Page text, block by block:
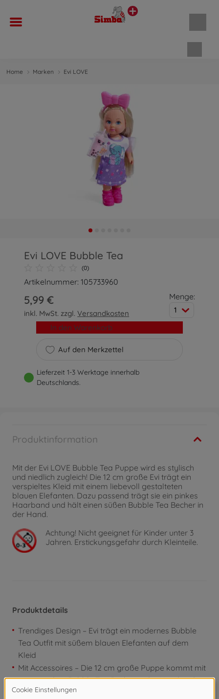
Home Marken Evi LOVE
Evi LOVE Bubble Tea
(0)
Artikelnummer: 105733960
5,99 €
inkl. MwSt. zzgl.Versandkosten
Menge:
1
Auf den Merkzettel
In den Warenkorb
Lieferzeit 1-3 Werktage innerhalb
Deutschlands.
Produktinformation
Mit der Evi LOVE Bubble Tea Puppe wird es stylisch
und niedlich zugleich! Die 12 cm große Evi trägt ein
verspieltes Kleid mit einem liebevoll gestalteten
blauen Elefanten. Dazu passend trägt sie ein pinkes
Haarband und hält einen süßen Bubble Tea Becher in
der Hand.
Achtung! Nicht geeignet für Kinder unter 3
Jahren. Erstickungsgefahr durch Kleinteile.
Produktdetails
Trendiges Design – Evi trägt ein modernes Bubble
Tea Outfit mit süßem blauen Elefanten auf dem
Kleid
Mit Accessoires – Die 12 cm große Puppe kommt mit
einem pinken Bubble Tea Becher in der Hand und
einem farblich passenden Haarband